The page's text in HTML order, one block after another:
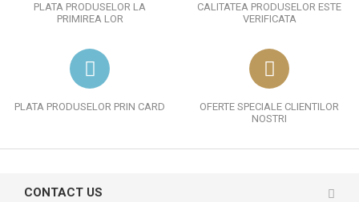
PLATA PRODUSELOR LA
PRIMIREA LOR
CALITATEA PRODUSELOR ESTE
VERIFICATA
PLATA PRODUSELOR PRIN CARD
OFERTE SPECIALE CLIENTILOR
NOSTRI
CONTACT US